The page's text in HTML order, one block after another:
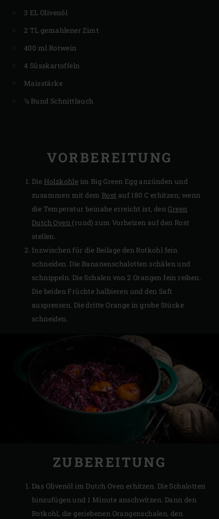
3 EL Olivenöl
2 TL gemahlener Zimt
400 ml Rotwein
4 Süsskartoffeln
Maisstärke
½ Bund Schnittlauch
VORBEREITUNG
Die Holzkohle im Big Green Egg anzünden und
zusammen mit dem Rost auf 180 C erhitzen; wenn
die Temperatur beinahe erreicht ist, denGreen
Dutch Oven (rund) zum Vorheizen auf den Rost
stellen.
Inzwischen für die Beilage den Rotkohl fein
schneiden. Die Bananenschalotten schälen und
schnippeln. Die Schalen von 2 Orangen fein reiben.
Die beiden Früchte halbieren und den Saft
auspressen. Die dritte Orange in grobe Stücke
schneiden.
ZUBEREITUNG
Das Olivenöl im Dutch Oven erhitzen. Die Schalotten
hinzufügen und 1 Minute anschwitzen. Dann den
Rotkohl, die geriebenen Orangenschalen, den